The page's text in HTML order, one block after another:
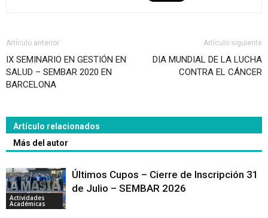
Artículo anterior
IX SEMINARIO EN GESTIÓN EN
SALUD – SEMBAR 2020 EN
BARCELONA
Artículo siguiente
DIA MUNDIAL DE LA LUCHA
CONTRA EL CÁNCER
Artículo relacionados
Más del autor
Actividades
Académicas
Últimos Cupos – Cierre de Inscripción 31
de Julio – SEMBAR 2026